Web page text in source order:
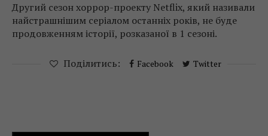
Другий сезон хоррор-проекту Netflix, який називали
найстрашнішим серіалом останніх років, не буде
продовженням історії, розказаної в 1 сезоні.
Поділитись: Facebook Twitter